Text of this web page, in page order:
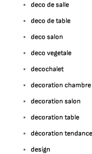
deco de salle
deco de table
deco salon
deco vegetale
decochalet
decoration chambre
decoration salon
decoration table
décoration tendance
design